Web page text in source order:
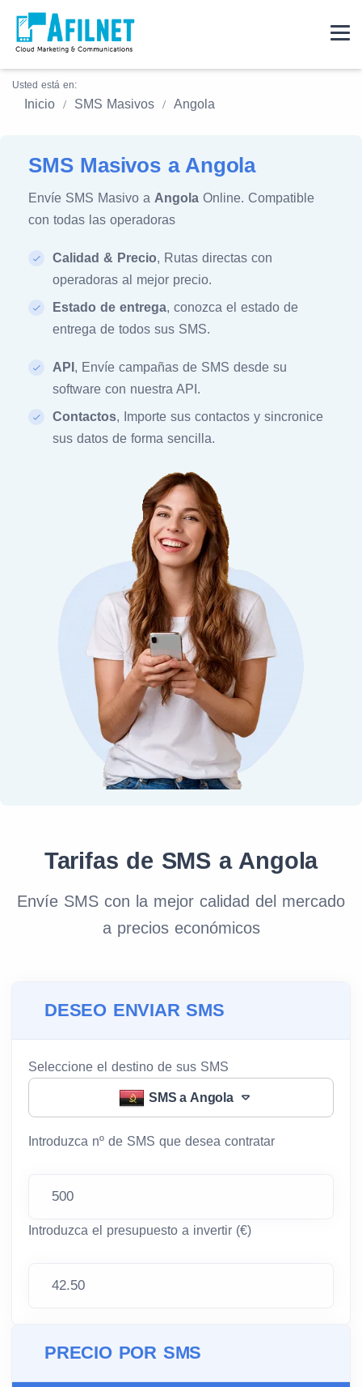
Usted está en:
Inicio SMS Masivos Angola
SMS Masivos a Angola
Envíe SMS Masivo a Angola Online. Compatible
con todas las operadoras
Calidad & Precio, Rutas directas con
operadoras al mejor precio.
Estado de entrega, conozca el estado de
entrega de todos sus SMS.
API , Envíe campañas de SMS desde su
software con nuestra API.
Contactos, Importe sus contactos y sincronice
sus datos de forma sencilla.
Tarifas de SMS a Angola
Envíe SMS con la mejor calidad del mercado
a precios económicos
DESEO ENVIAR SMS
Seleccione el destino de sus SMS
SMS a Angola
Introduzca nº de SMS que desea contratar
Introduzca el presupuesto a invertir (€)
PRECIO POR SMS